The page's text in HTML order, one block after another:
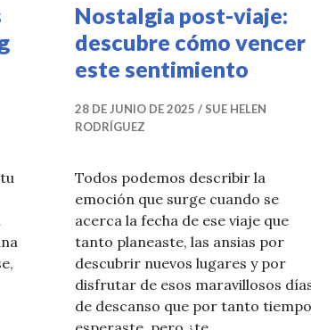
las mejores rutas de hiking en RD
Nostalgia post-viaje:
descubre cómo vencer
este sentimiento
28 DE JUNIO DE 2025
SUE HELEN
RODRÍGUEZ
Todos podemos describir la
emoción que surge cuando se
acerca la fecha de ese viaje que
tanto planeaste, las ansias por
descubrir nuevos lugares y por
disfrutar de esos maravillosos
de descanso que por tanto tiempo